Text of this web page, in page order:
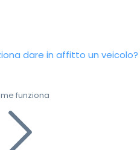
dare in affitto un veicolo?
funziona